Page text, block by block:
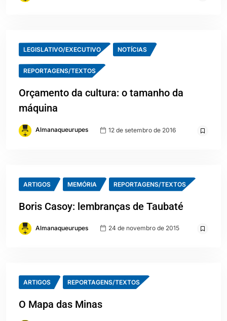
LEGISLATIVO/EXECUTIVO NOTÍCIAS
REPORTAGENS/TEXTOS
Orçamento da cultura: o tamanho da
máquina
Almanaqueurupes 12 de setembro de 2016
ARTIGOS MEMÓRIA REPORTAGENS/TEXTOS
Boris Casoy: lembranças de Taubaté
Almanaqueurupes 24 de novembro de 2015
ARTIGOS REPORTAGENS/TEXTOS
O Mapa das Minas